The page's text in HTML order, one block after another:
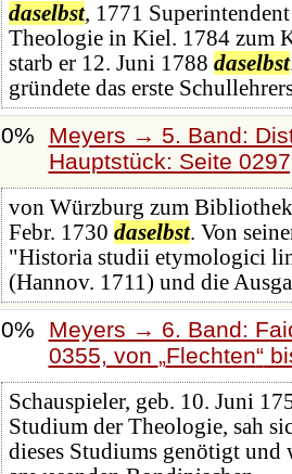
daselbst, 1771
Theologie in Kiel. 1784 zum
starb er 12. Juni 1788 daselbst
gründete das erste
0%
Meyers → 5. Band:
Hauptstück: Seite
von Würzburg zum
Febr. 1730 daselbst. Von
"Historia studii etymologici
(Hannov. 1711) und die
0%
Meyers → 6. Band:
0355, von Flechten
Schauspieler, geb. 10. Juni
Studium der Theologie, sah
dieses Studiums genötigt und